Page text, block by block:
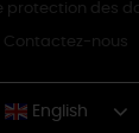
protection des
Contactez-nous
English